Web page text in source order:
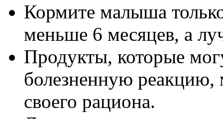
Кормите малыша
меньше 6 месяцев, а
Продукты, которые
болезненную
своего рациона.